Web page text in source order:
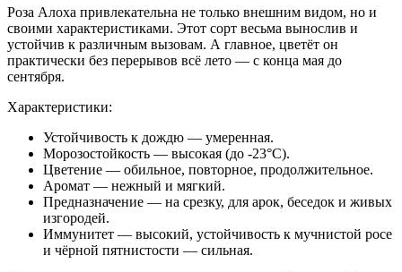
Роза Алоха привлекательна не только внешним видом, но и
своими характеристиками. Этот сорт весьма вынослив и
устойчив к различным вызовам. А главное, цветёт он
практически без перерывов всё лето — с конца мая до
сентября.
Характеристики:
Устойчивость к дождю — умеренная.
Морозостойкость — высокая (до -23°С).
Цветение — обильное, повторное, продолжительное.
Аромат — нежный и мягкий.
Предназначение — на срезку, для арок, беседок и живых
изгородей.
Иммунитет — высокий, устойчивость к мучнистой росе
и чёрной пятнистости — сильная.